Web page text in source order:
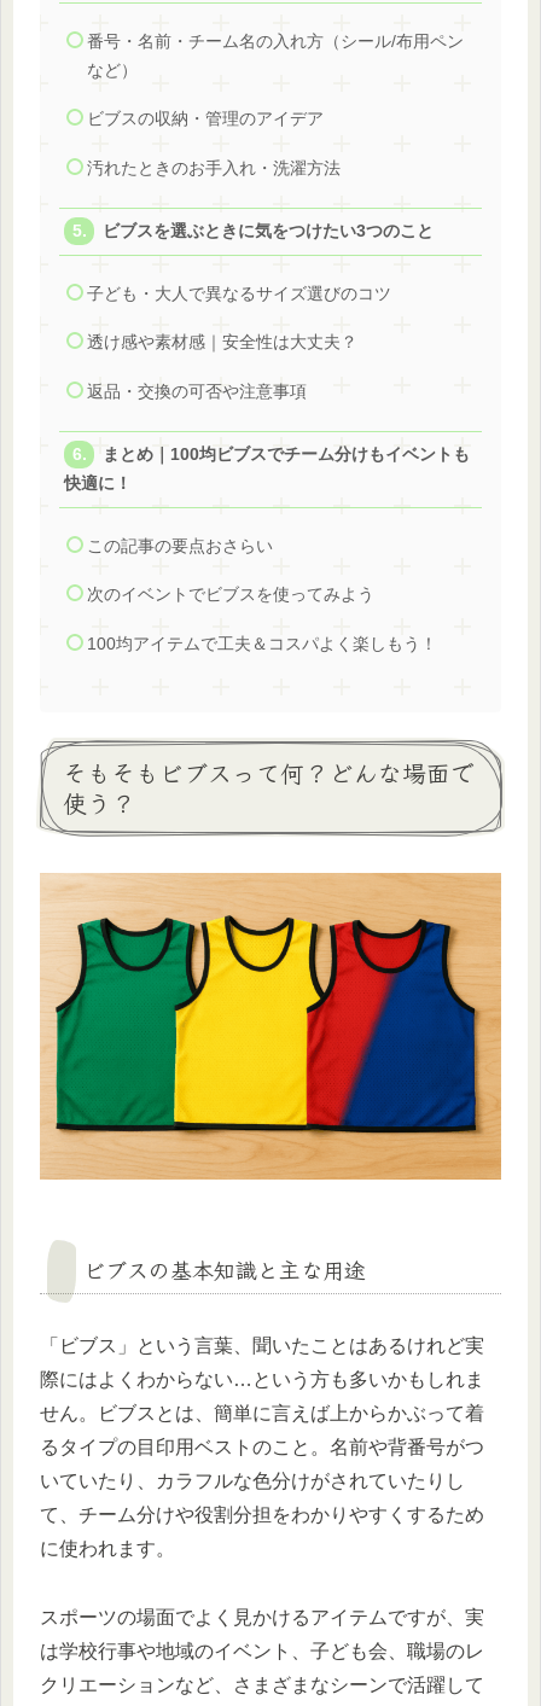
番号・名前・チーム名の入れ方（シール/布用ペン
など）
ビブスの収納・管理のアイデア
汚れたときのお手入れ・洗濯方法
ビブスを選ぶときに気をつけたい3つのこと
子ども・大人で異なるサイズ選びのコツ
透け感や素材感｜安全性は大丈夫？
返品・交換の可否や注意事項
まとめ｜100均ビブスでチーム分けもイベントも
快適に！
この記事の要点おさらい
次のイベントでビブスを使ってみよう
100均アイテムで工夫＆コスパよく楽しもう！
そもそもビブスって何？どんな場面で
使う？
ビブスの基本知識と主な用途
「ビブス」という言葉、聞いたことはあるけれど実
際にはよくわからない…という方も多いかもしれま
せん。ビブスとは、簡単に言えば上からかぶって着
るタイプの目印用ベストのこと。名前や背番号がつ
いていたり、カラフルな色分けがされていたりし
て、チーム分けや役割分担をわかりやすくするため
に使われます。
スポーツの場面でよく見かけるアイテムですが、実
は学校行事や地域のイベント、子ども会、職場のレ
クリエーションなど、さまざまなシーンで活躍して